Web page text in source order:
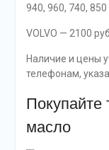
940, 960, 740, 850
VOLVO — 2100 руб
Наличие и цены
телефонам,
Покупайте
масло